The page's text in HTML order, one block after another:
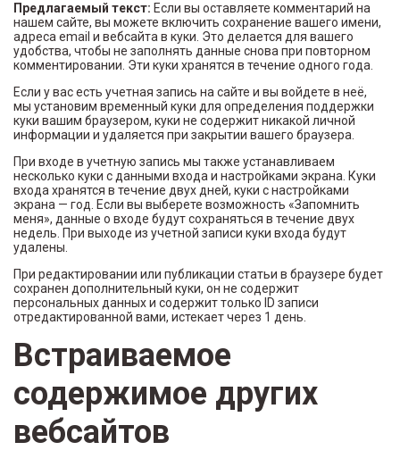
Предлагаемый текст: Если вы оставляете комментарий на
нашем сайте, вы можете включить сохранение вашего имени,
адреса email и вебсайта в куки. Это делается для вашего
удобства, чтобы не заполнять данные снова при повторном
комментировании. Эти куки хранятся в течение одного года.
Если у вас есть учетная запись на сайте и вы войдете в неё,
мы установим временный куки для определения поддержки
куки вашим браузером, куки не содержит никакой личной
информации и удаляется при закрытии вашего браузера.
При входе в учетную запись мы также устанавливаем
несколько куки с данными входа и настройками экрана. Куки
входа хранятся в течение двух дней, куки с настройками
экрана — год. Если вы выберете возможность «Запомнить
меня», данные о входе будут сохраняться в течение двух
недель. При выходе из учетной записи куки входа будут
удалены.
При редактировании или публикации статьи в браузере будет
сохранен дополнительный куки, он не содержит
персональных данных и содержит только ID записи
отредактированной вами, истекает через 1 день.
Встраиваемое
содержимое других
вебсайтов